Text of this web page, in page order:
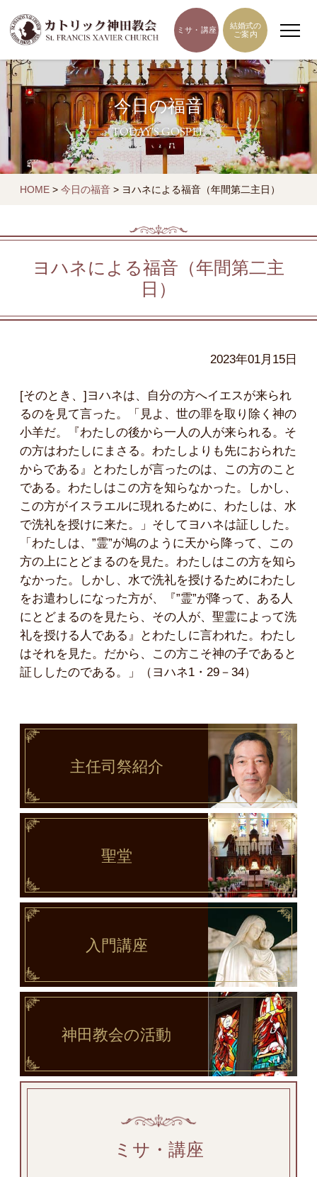
ミサ・講座
結婚式の
ご案内
今日の福音
TODAY'S GOSPEL
HOME > 今日の福音 > ヨハネによる福音（年間第二主日）
ヨハネによる福音（年間第二主
日）
2023年01月15日
[そのとき、]ヨハネは、自分の方へイエスが来られ
るのを見て言った。「見よ、世の罪を取り除く神の
小羊だ。『わたしの後から一人の人が来られる。そ
の方はわたしにまさる。わたしよりも先におられた
からである』とわたしが言ったのは、この方のこと
である。わたしはこの方を知らなかった。しかし、
この方がイスラエルに現れるために、わたしは、水
で洗礼を授けに来た。」そしてヨハネは証しした。
「わたしは、”霊”が鳩のように天から降って、この
方の上にとどまるのを見た。わたしはこの方を知ら
なかった。しかし、水で洗礼を授けるためにわたし
をお遣わしになった方が、『”霊”が降って、ある人
にとどまるのを見たら、その人が、聖霊によって洗
礼を授ける人である』とわたしに言われた。わたし
はそれを見た。だから、この方こそ神の子であると
証ししたのである。」（ヨハネ1・29－34）
主任司祭紹介
聖堂
入門講座
神田教会の活動
ミサ・講座